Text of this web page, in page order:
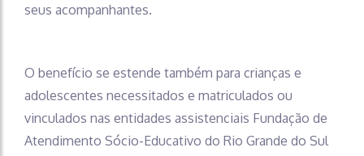
seus acompanhantes.
O benefício se estende também para crianças e
adolescentes necessitados e matriculados ou
vinculados nas entidades assistenciais Fundação de
Atendimento Sócio-Educativo do Rio Grande do Sul